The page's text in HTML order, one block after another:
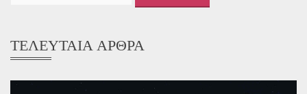
ΤΕΛΕΥΤΑΊΑ ΆΡΘΡΑ